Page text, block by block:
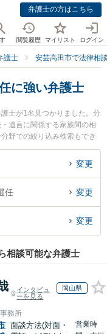
弁護士の方はこちら
閲覧履歴 マイリスト ログイン
護士 安芸高田市で法律相
に強い弁護士
士が1名見つかりました。分
遺言に関係する家族間の相
野での絞り込み検索もでき
のプロフィール情報や弁護
市で土日や夜間に発生した
の弁護士に相談予約した
変更
任 変更
変更
相談可能な弁護士
インタビュ
ーを見る
岡山県
務所
面談方法(対面・
営業時